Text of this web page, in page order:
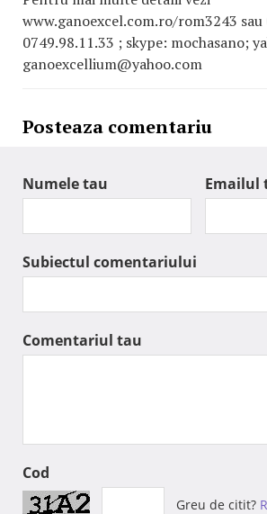
www.ganoexcel.com.ro/rom3243 sau
0749.98.11.33 ; skype: mochasano;
ganoexcellium@yahoo.com
Posteaza comentariu
Numele tau Emailul
Subiectul comentariului
Comentariul tau
Cod
Greu de citit?